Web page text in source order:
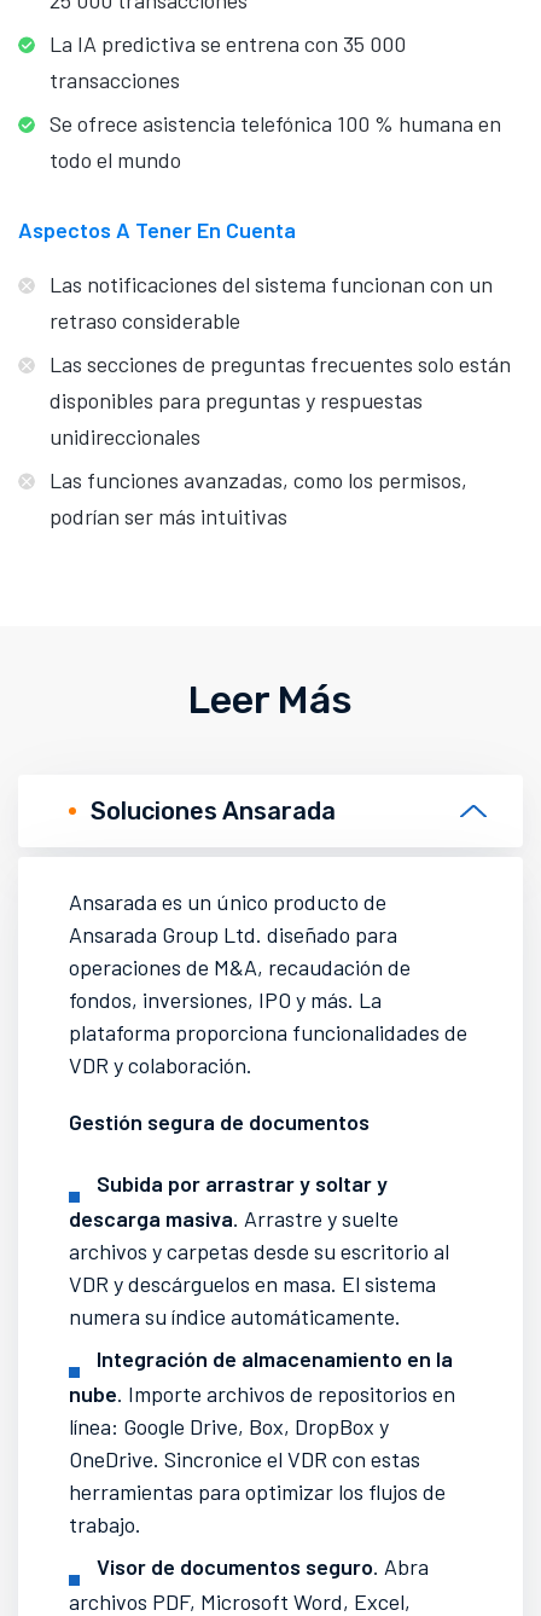
La IA predictiva se entrena con 35 000
transacciones
Se ofrece asistencia telefónica 100 % humana en
todo el mundo
Aspectos A Tener En Cuenta
Las notificaciones del sistema funcionan con un
retraso considerable
Las secciones de preguntas frecuentes solo están
disponibles para preguntas y respuestas
unidireccionales
Las funciones avanzadas, como los permisos,
podrían ser más intuitivas
Leer Más
Soluciones Ansarada
Ansarada es un único producto de
Ansarada Group Ltd. diseñado para
operaciones de M&A, recaudación de
fondos, inversiones, IPO y más. La
plataforma proporciona funcionalidades de
VDR y colaboración.
Gestión segura de documentos
Subida por arrastrar y soltar y
descarga masiva. Arrastre y suelte
archivos y carpetas desde su escritorio al
VDR y descárguelos en masa. El sistema
numera su índice automáticamente.
Integración de almacenamiento en la
nube. Importe archivos de repositorios en
línea: Google Drive, Box, DropBox y
OneDrive. Sincronice el VDR con estas
herramientas para optimizar los flujos de
trabajo.
Visor de documentos seguro. Abra
archivos PDF, Microsoft Word, Excel,